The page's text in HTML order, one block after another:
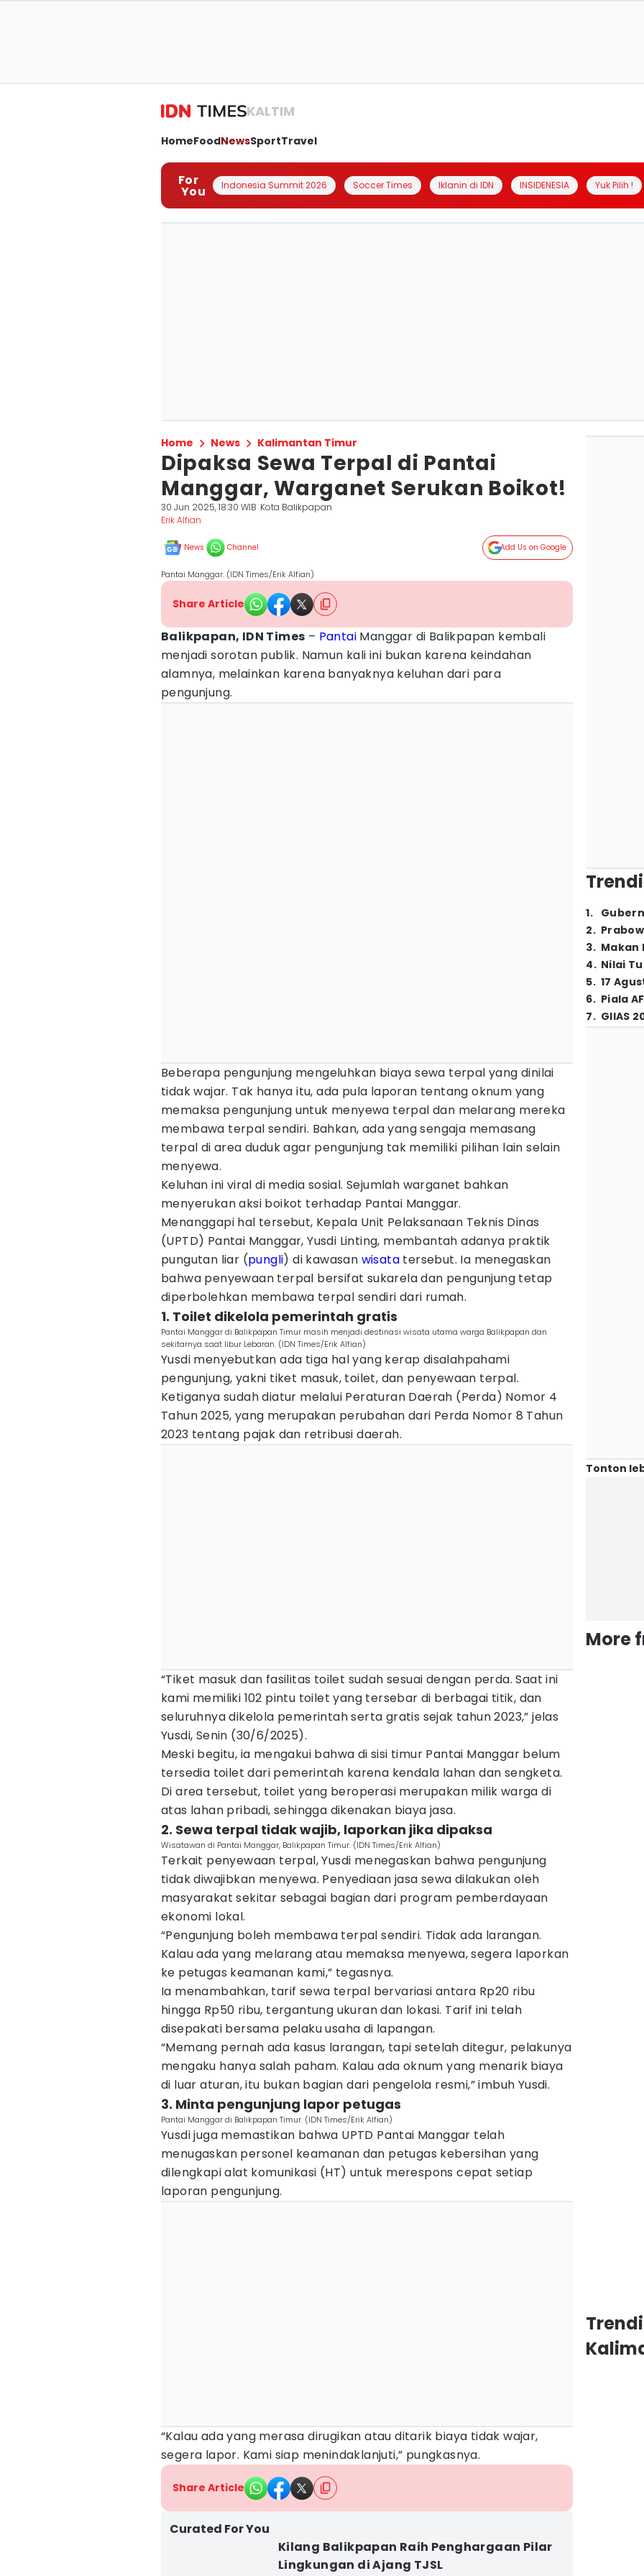
KALTIM
HomeFoodNewsSportTravel
For
You Indonesia Summit 2026 Soccer Times Iklanin di IDN INSIDENESIA Yuk Pilih !
Home News Kalimantan Timur
Dipaksa Sewa Terpal di Pantai
Manggar, Warganet Serukan Boikot!
30 Jun 2025, 18:30 WIB Kota Balikpapan
Erik Alfian
News Channel Add Us on Google
Pantai Manggar. (IDN Times/Erik Alfian)
Share Article
Balikpapan, IDN Times – Pantai Manggar di Balikpapan kembali
menjadi sorotan publik. Namun kali ini bukan karena keindahan
alamnya, melainkan karena banyaknya keluhan dari para
pengunjung.
Beberapa pengunjung mengeluhkan biaya sewa terpal yang dinilai
tidak wajar. Tak hanya itu, ada pula laporan tentang oknum yang
memaksa pengunjung untuk menyewa terpal dan melarang mereka
membawa terpal sendiri. Bahkan, ada yang sengaja memasang
terpal di area duduk agar pengunjung tak memiliki pilihan lain selain
menyewa.
Keluhan ini viral di media sosial. Sejumlah warganet bahkan
menyerukan aksi boikot terhadap Pantai Manggar.
Menanggapi hal tersebut, Kepala Unit Pelaksanaan Teknis Dinas
(UPTD) Pantai Manggar, Yusdi Linting, membantah adanya praktik
pungutan liar (pungli) di kawasan wisata tersebut. Ia menegaskan
bahwa penyewaan terpal bersifat sukarela dan pengunjung tetap
diperbolehkan membawa terpal sendiri dari rumah.
1. Toilet dikelola pemerintah gratis
Pantai Manggar di Balikpapan Timur masih menjadi destinasi wisata utama warga Balikpapan dan
sekitarnya saat libur Lebaran. (IDN Times/Erik Alfian)
Yusdi menyebutkan ada tiga hal yang kerap disalahpahami
pengunjung, yakni tiket masuk, toilet, dan penyewaan terpal.
Ketiganya sudah diatur melalui Peraturan Daerah (Perda) Nomor 4
Tahun 2025, yang merupakan perubahan dari Perda Nomor 8 Tahun
2023 tentang pajak dan retribusi daerah.
“Tiket masuk dan fasilitas toilet sudah sesuai dengan perda. Saat ini
kami memiliki 102 pintu toilet yang tersebar di berbagai titik, dan
seluruhnya dikelola pemerintah serta gratis sejak tahun 2023,” jelas
Yusdi, Senin (30/6/2025).
Meski begitu, ia mengakui bahwa di sisi timur Pantai Manggar belum
tersedia toilet dari pemerintah karena kendala lahan dan sengketa.
Di area tersebut, toilet yang beroperasi merupakan milik warga di
atas lahan pribadi, sehingga dikenakan biaya jasa.
2. Sewa terpal tidak wajib, laporkan jika dipaksa
Wisatawan di Pantai Manggar, Balikpapan Timur. (IDN Times/Erik Alfian)
Terkait penyewaan terpal, Yusdi menegaskan bahwa pengunjung
tidak diwajibkan menyewa. Penyediaan jasa sewa dilakukan oleh
masyarakat sekitar sebagai bagian dari program pemberdayaan
ekonomi lokal.
“Pengunjung boleh membawa terpal sendiri. Tidak ada larangan.
Kalau ada yang melarang atau memaksa menyewa, segera laporkan
ke petugas keamanan kami,” tegasnya.
Ia menambahkan, tarif sewa terpal bervariasi antara Rp20 ribu
hingga Rp50 ribu, tergantung ukuran dan lokasi. Tarif ini telah
disepakati bersama pelaku usaha di lapangan.
“Memang pernah ada kasus larangan, tapi setelah ditegur, pelakunya
mengaku hanya salah paham. Kalau ada oknum yang menarik biaya
di luar aturan, itu bukan bagian dari pengelola resmi,” imbuh Yusdi.
3. Minta pengunjung lapor petugas
Pantai Manggar di Balikpapan Timur. (IDN Times/Erik Alfian)
Yusdi juga memastikan bahwa UPTD Pantai Manggar telah
menugaskan personel keamanan dan petugas kebersihan yang
dilengkapi alat komunikasi (HT) untuk merespons cepat setiap
laporan pengunjung.
“Kalau ada yang merasa dirugikan atau ditarik biaya tidak wajar,
segera lapor. Kami siap menindaklanjuti,” pungkasnya.
Share Article
Curated For You
Kilang Balikpapan Raih Penghargaan Pilar
Lingkungan di Ajang TJSL
1.
2.
3. Makan
4. Nilai
5. 17
6. Piala
7. GIIAS
Tonton
More